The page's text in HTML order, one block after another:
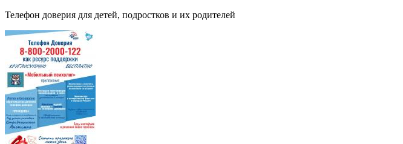
Телефон доверия для детей, подростков и их родителей